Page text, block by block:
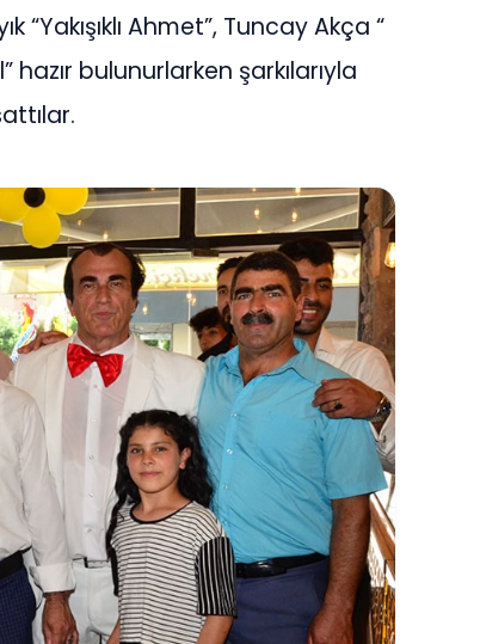
“Yakışıklı Ahmet”, Tuncay Akça “
bulunurlarken şarkılarıyla